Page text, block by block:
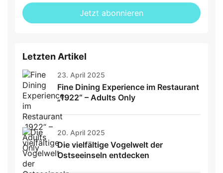
fill
this
Mailadresse:
Jetzt abonnieren
Letzten Artikel
23. April 2025
Fine Dining Experience im Restaurant
„1922“ – Adults Only
20. April 2025
Die vielfältige Vogelwelt der
Ostseeinseln entdecken